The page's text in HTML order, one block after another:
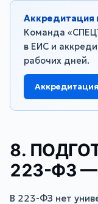
Аккредитация
Команда
в ЕИС и
рабочих дней.
8.
223-ФЗ
В 223-ФЗ нет